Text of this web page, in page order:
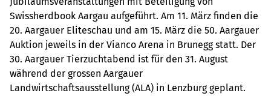
Swissherdbook Aargau aufgeführt. Am 11. März finden die
20. Aargauer Eliteschau und am 15. März die 50. Aargauer
Auktion jeweils in der Vianco Arena in Brunegg statt. Der
30. Aargauer Tierzuchtabend ist für den 31. August
während der grossen Aargauer
Landwirtschaftsausstellung (ALA) in Lenzburg geplant.